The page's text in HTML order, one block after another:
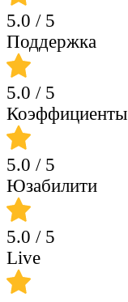
5.0 / 5
Поддержка
5.0 / 5
Коэффициенты
5.0 / 5
Юзабилити
5.0 / 5
Live